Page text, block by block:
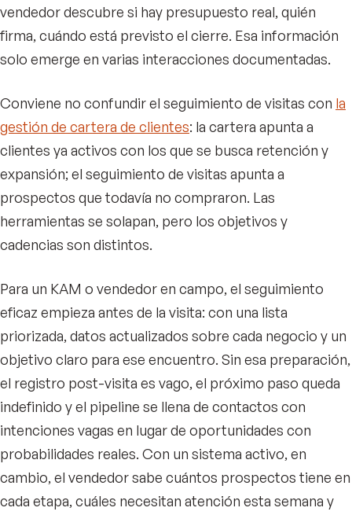
vendedor descubre si hay presupuesto real, quién
firma, cuándo está previsto el cierre. Esa información
solo emerge en varias interacciones documentadas.
Conviene no confundir el seguimiento de visitas con la
gestión de cartera de clientes: la cartera apunta a
clientes ya activos con los que se busca retención y
expansión; el seguimiento de visitas apunta a
prospectos que todavía no compraron. Las
herramientas se solapan, pero los objetivos y
cadencias son distintos.
Para un KAM o vendedor en campo, el seguimiento
eficaz empieza antes de la visita: con una lista
priorizada, datos actualizados sobre cada negocio y un
objetivo claro para ese encuentro. Sin esa preparación,
el registro post-visita es vago, el próximo paso queda
indefinido y el pipeline se llena de contactos con
intenciones vagas en lugar de oportunidades con
probabilidades reales. Con un sistema activo, en
cambio, el vendedor sabe cuántos prospectos tiene en
cada etapa, cuáles necesitan atención esta semana y